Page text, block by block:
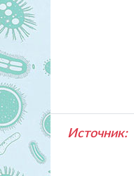
Источник: